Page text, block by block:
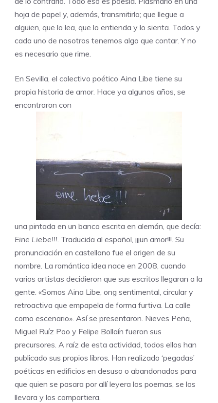
hoja de papel y, además, transmitirlo; que llegue a
alguien, que lo lea, que lo entienda y lo sienta. Todos y
cada uno de nosotros tenemos algo que contar. Y no
es necesario que rime.
En Sevilla, el colectivo poético Aina Libe tiene su
propia historia de amor. Hace ya algunos años, se
encontraron con
una pintada en un banco escrita en alemán, que decía:
Eine Liebe!!! . Traducida al español, ¡¡¡un amor!!!. Su
pronunciación en castellano fue el origen de su
nombre. La romántica idea nace en 2008, cuando
varios artistas decidieron que sus escritos llegaran a la
gente. «Somos Aina Libe, ong sentimental, circular y
retroactiva que empapela de forma furtiva. La calle
como escenario». Así se presentaron. Nieves Peña
Miguel Ruíz Poo y Felipe Bollaín fueron sus
precursores. A raíz de esta actividad, todos ellos han
publicado sus propios libros. Han realizado ‘pegadas’
poéticas en edificios en desuso o abandonados para
que quien se pasara por allí leyera los poemas, se los
llevara y los compartiera.